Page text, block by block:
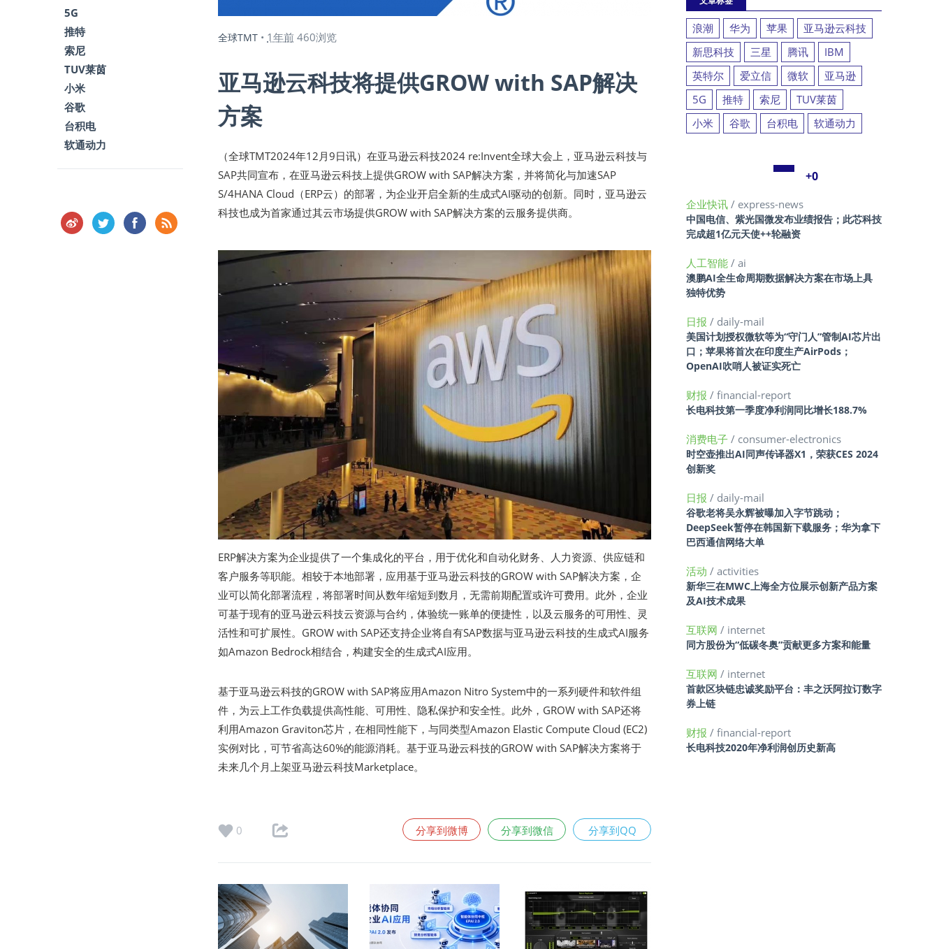
全球TMT • 1年前 460浏览
亚马逊云科技将提供GROW with SAP解决
方案
（全球TMT2024年12月9日讯）在亚马逊云科技2024 re:Invent全球大会上，亚马逊云科技与
SAP共同宣布，在亚马逊云科技上提供GROW with SAP解决方案，并将简化与加速SAP
S/4HANA Cloud（ERP云）的部署，为企业开启全新的生成式AI驱动的创新。同时，亚马逊云
科技也成为首家通过其云市场提供GROW with SAP解决方案的云服务提供商。
ERP解决方案为企业提供了一个集成化的平台，用于优化和自动化财务、人力资源、供应链和
客户服务等职能。相较于本地部署，应用基于亚马逊云科技的GROW with SAP解决方案，企
业可以简化部署流程，将部署时间从数年缩短到数月，无需前期配置或许可费用。此外，企业
可基于现有的亚马逊云科技云资源与合约，体验统一账单的便捷性，以及云服务的可用性、灵
活性和可扩展性。GROW with SAP还支持企业将自有SAP数据与亚马逊云科技的生成式AI服务
如Amazon Bedrock相结合，构建安全的生成式AI应用。
基于亚马逊云科技的GROW with SAP将应用Amazon Nitro System中的一系列硬件和软件组
件，为云上工作负载提供高性能、可用性、隐私保护和安全性。此外，GROW with SAP还将
利用Amazon Graviton芯片，在相同性能下，与同类型Amazon Elastic Compute Cloud (EC2)
实例对比，可节省高达60%的能源消耗。基于亚马逊云科技的GROW with SAP解决方案将于
未来几个月上架亚马逊云科技Marketplace。
0 分享到微博 分享到微信 分享到QQ
5G
推特
索尼
TUV莱茵
小米
谷歌
台积电
软通动力
浪潮 华为 苹果
亚马逊云科技
新思科技
三星 腾讯
IBM
英特尔
爱立信 微软
亚马逊
5G
推特 索尼
TUV莱茵
小米
谷歌 台积电 软通动力
+0
企业快讯 / express-news
中国电信、紫光国微发布业绩报告；此芯科技
完成超1亿元天使++轮融资
人工智能 / ai
澳鹏AI全生命周期数据解决方案在市场上具
独特优势
日报 / daily-mail
美国计划授权微软等为“守门人”管制AI芯片出
口；苹果将首次在印度生产AirPods；
OpenAI吹哨人被证实死亡
财报 / financial-report
长电科技第一季度净利润同比增长188.7%
消费电子 / consumer-electronics
时空壶推出AI同声传译器X1，荣获CES 2024
创新奖
日报 / daily-mail
谷歌老将吴永辉被曝加入字节跳动；
DeepSeek暂停在韩国新下载服务；华为拿下
巴西通信网络大单
活动 / activities
新华三在MWC上海全方位展示创新产品方案
及AI技术成果
互联网 / internet
同方股份为“低碳冬奥”贡献更多方案和能量
互联网 / internet
首款区块链忠诚奖励平台：丰之沃阿拉订数字
券上链
财报 / financial-report
长电科技2020年净利润创历史新高